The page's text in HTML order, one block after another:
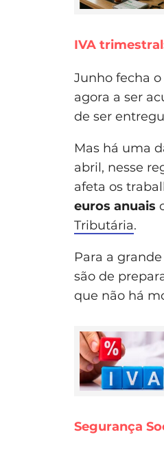
IVA
Junho fecha
agora a ser
de ser
Mas há uma
abril, nesse
afeta os
euros anuais
Tributária.
Para a
são de
que não há
Segurança